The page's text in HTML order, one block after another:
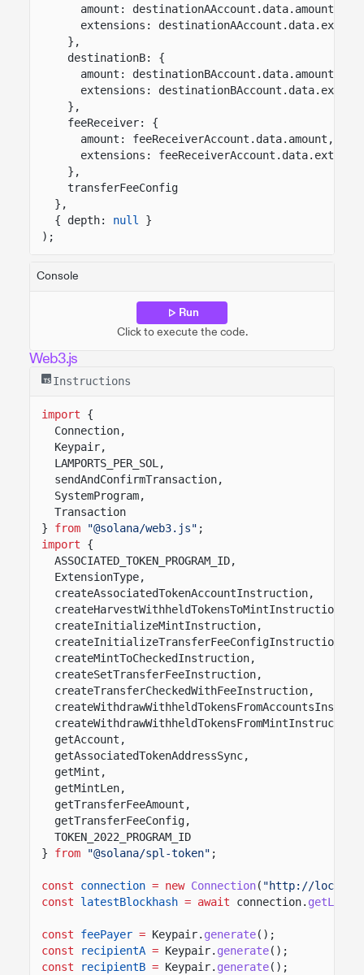
amount: destinationAAccount.data.amount,
extensions:
},
destinationB: {
amount: destinationBAccount.data.amount,
extensions:
},
feeReceiver: {
amount: feeReceiverAccount.data.amount,
extensions:
},
transferFeeConfig
},
{ depth:
null
}
);
Console
Run
Click to execute the code.
Web3.js
Instructions
import
{
Connection,
Keypair,
LAMPORTS_PER_SOL,
sendAndConfirmTransaction,
SystemProgram,
Transaction
}
from "@solana/web3.js" ;
import
{
ASSOCIATED_TOKEN_PROGRAM_ID,
ExtensionType,
createAssociatedTokenAccountInstruction,
createHarvestWithheldTokensToMintInstruction,
createInitializeMintInstruction,
createInitializeTransferFeeConfigInstruction,
createMintToCheckedInstruction,
createSetTransferFeeInstruction,
createTransferCheckedWithFeeInstruction,
getAccount,
getAssociatedTokenAddressSync,
getMint,
getMintLen,
getTransferFeeAmount,
getTransferFeeConfig,
TOKEN_2022_PROGRAM_ID
}
from "@solana/spl-token" ;
const connection = new Connection( "http://
const
latestBlockhash = await connection.
const feePayer = Keypair. generate();
const
recipientA = Keypair. generate();
const
recipientB = Keypair. generate();